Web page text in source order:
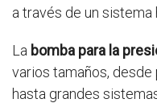
a través de un sistema
La bomba para la
varios tamaños,
hasta grandes